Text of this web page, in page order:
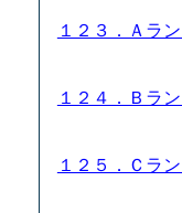
１２３．Ａラ
１２４．Ｂラ
１２５．Ｃラ